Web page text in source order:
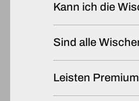
Kann ich die
Sind alle
Leisten